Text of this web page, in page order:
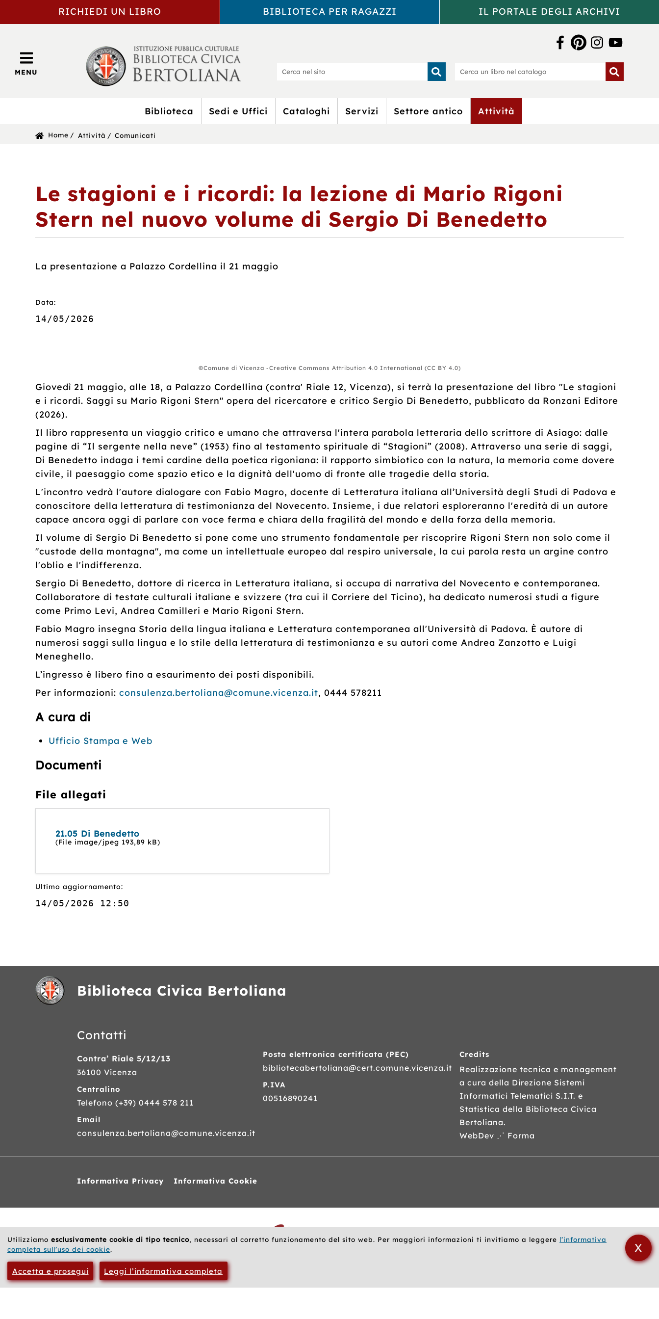
Utilizziamo esclusivamente cookie di tipo tecnico, necessari al corretto funzionamento del sito web. Per maggiori informazioni ti invitiamo a leggere l’informativa
completa sull’uso dei cookie.
Accetta e prosegui Leggi l’informativa completa
X
BIBLIOTECA
RICHIEDI UN LIBRO BIBLIOTECA PER RAGAZZI IL PORTALE DEGLI ARCHIVI
MENU
Biblioteca Civica Bertoliana
Cerca
nel
Cerca
un
Biblioteca Sedi e Uffici Cataloghi Servizi Settore antico Attività
Sei Home Attività Comunicati
Le stagioni e i ricordi: la lezione di Mario Rigoni
Stern nel nuovo volume di Sergio Di Benedetto
La presentazione a Palazzo Cordellina il 21 maggio
Data:
14/05/2026
©Comune di Vicenza -Creative Commons Attribution 4.0 International (CC BY 4.0)
Giovedì 21 maggio, alle 18, a Palazzo Cordellina (contra' Riale 12, Vicenza), si terrà la presentazione del libro "Le stagioni
e i ricordi. Saggi su Mario Rigoni Stern" opera del ricercatore e critico Sergio Di Benedetto, pubblicato da Ronzani Editore
(2026).
Il libro rappresenta un viaggio critico e umano che attraversa l'intera parabola letteraria dello scrittore di Asiago: dalle
pagine di “Il sergente nella neve” (1953) fino al testamento spirituale di “Stagioni” (2008). Attraverso una serie di saggi,
Di Benedetto indaga i temi cardine della poetica rigoniana: il rapporto simbiotico con la natura, la memoria come dovere
civile, il paesaggio come spazio etico e la dignità dell'uomo di fronte alle tragedie della storia.
L'incontro vedrà l'autore dialogare con Fabio Magro, docente di Letteratura italiana all’Università degli Studi di Padova e
conoscitore della letteratura di testimonianza del Novecento. Insieme, i due relatori esploreranno l'eredità di un autore
capace ancora oggi di parlare con voce ferma e chiara della fragilità del mondo e della forza della memoria.
Il volume di Sergio Di Benedetto si pone come uno strumento fondamentale per riscoprire Rigoni Stern non solo come il
"custode della montagna", ma come un intellettuale europeo dal respiro universale, la cui parola resta un argine contro
l'oblio e l'indifferenza.
Sergio Di Benedetto, dottore di ricerca in Letteratura italiana, si occupa di narrativa del Novecento e contemporanea.
Collaboratore di testate culturali italiane e svizzere (tra cui il Corriere del Ticino), ha dedicato numerosi studi a figure
come Primo Levi, Andrea Camilleri e Mario Rigoni Stern.
Fabio Magro insegna Storia della lingua italiana e Letteratura contemporanea all'Università di Padova. È autore di
numerosi saggi sulla lingua e lo stile della letteratura di testimonianza e su autori come Andrea Zanzotto e Luigi
Meneghello.
L’ingresso è libero fino a esaurimento dei posti disponibili.
Per informazioni: consulenza.bertoliana@comune.vicenza.it, 0444 578211
A cura di
Ufficio Stampa e Web
Documenti
File allegati
21.05 Di Benedetto
(File image/jpeg 193,89 kB)
Ultimo aggiornamento:
14/05/2026 12:50
Biblioteca Civica Bertoliana
Contatti
Contra’ Riale 5/12/13
36100 Vicenza
Centralino
Telefono (+39) 0444 578 211
Email
consulenza.bertoliana@comune.vicenza.it
Posta elettronica certificata (PEC)
bibliotecabertoliana@cert.comune.vicenza.it
P.IVA
00516890241
Credits
Realizzazione tecnica e management
a cura della Direzione Sistemi
Informatici Telematici S.I.T. e
Statistica della Biblioteca Civica
Bertoliana.
WebDev ⋰ Forma
Informativa Privacy Informativa Cookie
web
correlati